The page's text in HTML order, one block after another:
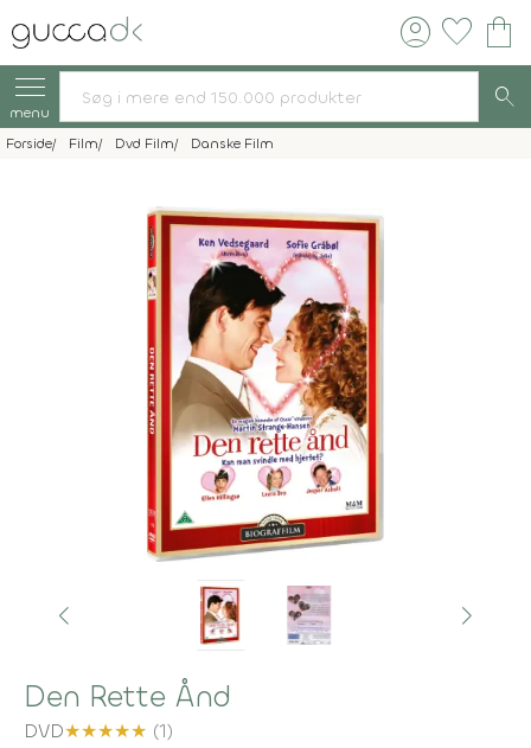
account_circle favorite shopping_bag
menu search
Forside Film Dvd Film Danske Film
Den Rette Ånd
DVD★★★★★ (1)